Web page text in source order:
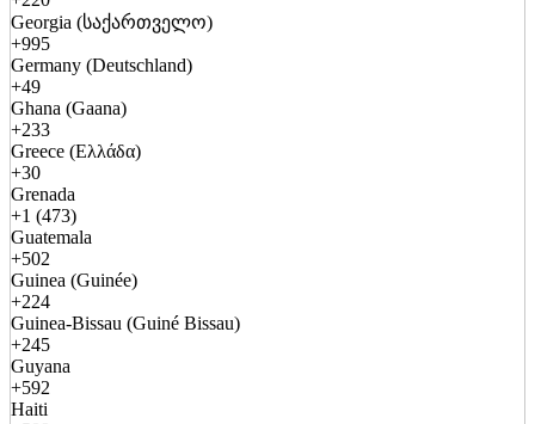
Georgia (საქართველო)
+995
Germany (Deutschland)
+49
Ghana (Gaana)
+233
Greece (Ελλάδα)
+30
Grenada
+1 (473)
Guatemala
+502
Guinea (Guinée)
+224
Guinea-Bissau (Guiné Bissau)
+245
Guyana
+592
Haiti